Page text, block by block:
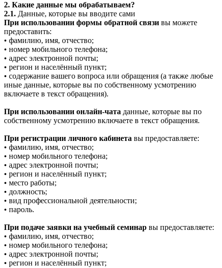
2. Какие данные мы обрабатываем?
2.1. Данные, которые вы вводите сами
При использовании формы обратной связи вы можете
предоставить:
• фамилию, имя, отчество;
• номер мобильного телефона;
• адрес электронной почты;
• регион и населённый пункт;
• содержание вашего вопроса или обращения (а также любые
иные данные, которые вы по собственному усмотрению
включаете в текст обращения).
При использовании онлайн-чата данные, которые вы по
собственному усмотрению включаете в текст обращения.
При регистрации личного кабинета вы предоставляете:
• фамилию, имя, отчество;
• номер мобильного телефона;
• адрес электронной почты;
• регион и населённый пункт;
• место работы;
• должность;
• вид профессиональной деятельности;
• пароль.
При подаче заявки на учебный семинар вы предоставляете:
• фамилию, имя, отчество;
• номер мобильного телефона;
• адрес электронной почты;
• регион и населённый пункт;